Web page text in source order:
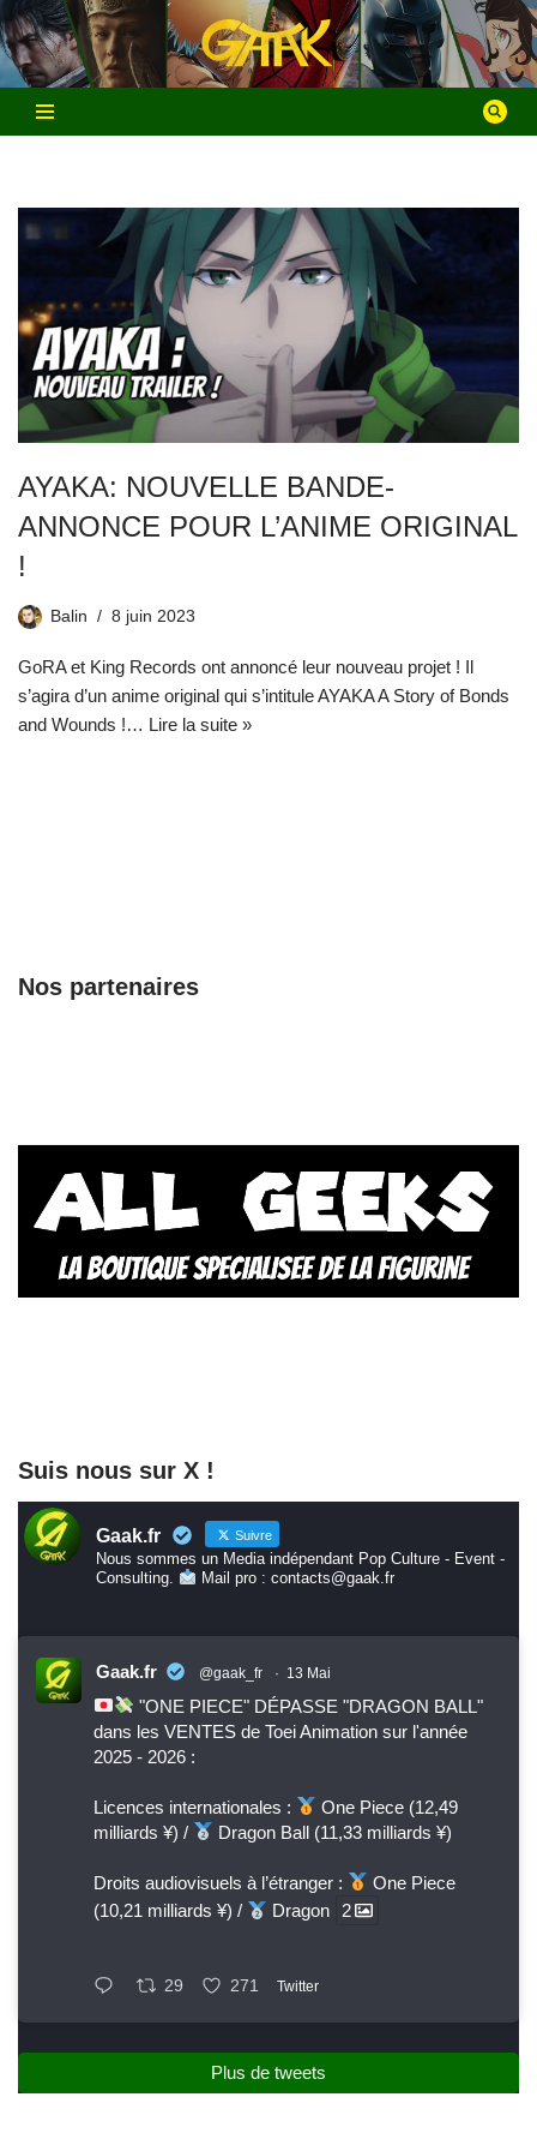
Aller
au
contenu
AYAKA: NOUVELLE BANDE-
ANNONCE POUR L’ANIME ORIGINAL
!
Balin 8 juin 2023
GoRA et King Records ont annoncé leur nouveau projet ! Il
s’agira d’un anime original qui s’intitule AYAKA A Story of Bonds
and Wounds !… Lire la suite »
Nos partenaires
Suis nous sur X !
Gaak.fr Suivre
Nous sommes un Media indépendant Pop Culture - Event -
Consulting.
Mail pro : contacts@gaak.fr
Gaak.fr @gaak_fr · 13 Mai
"ONE PIECE" DÉPASSE "DRAGON BALL"
dans les VENTES de Toei Animation sur l'année
2025 - 2026 :
Licences internationales :
One Piece (12,49
milliards ¥) /
Dragon Ball (11,33 milliards ¥)
Droits audiovisuels à l’étranger :
One Piece
(10,21 milliards ¥) /
Dragon 2
29 271 Twitter
Plus de tweets